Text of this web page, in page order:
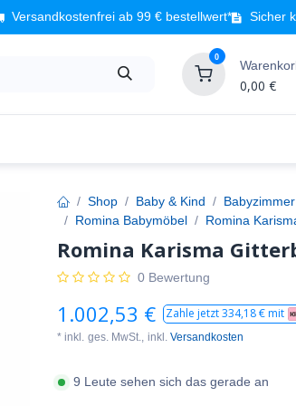
Versandkostenfrei ab 99 € bestellwert* Sicher
0
0,00 €
Shop Baby & Kind Babyzimmer
Romina Babymöbel
Romina
Romina Karisma
0 Bewertung
1.002,53 € Zahle jetzt334,18€ mit
* inkl. ges. MwSt., inkl. Versandkosten
9 Leute sehen sich das gerade an